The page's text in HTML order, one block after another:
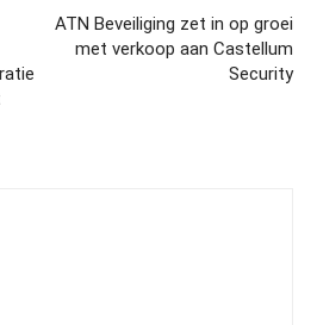
ATN Beveiliging zet in op groei
met verkoop aan Castellum
Security